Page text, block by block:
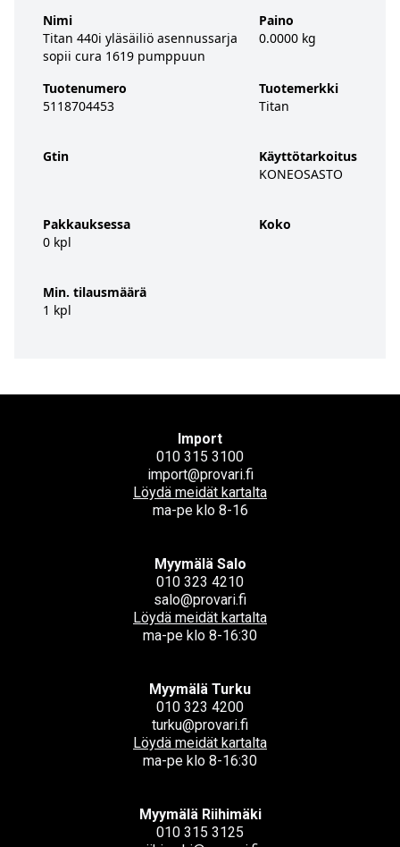
Nimi
Titan 440i yläsäiliö asennussarja
sopii cura 1619 pumppuun
Tuotenumero
5118704453
Gtin
Pakkauksessa
0 kpl
Min. tilausmäärä
1 kpl
Paino
0.0000 kg
Tuotemerkki
Titan
Käyttötarkoitus
KONEOSASTO
Koko
Import
010 315 3100
import@provari.fi
Löydä meidät kartalta
ma-pe klo 8-16
Myymälä Salo
010 323 4210
salo@provari.fi
Löydä meidät kartalta
ma-pe klo 8-16:30
Myymälä Turku
010 323 4200
turku@provari.fi
Löydä meidät kartalta
ma-pe klo 8-16:30
Myymälä Riihimäki
010 315 3125